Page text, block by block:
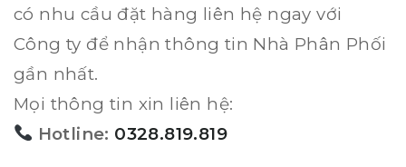
có nhu cầu đặt hàng liên hệ ngay với
Công ty để nhận thông tin Nhà Phân Phối
gần nhất.
Mọi thông tin xin liên hệ:
Hotline: 0328.819.819